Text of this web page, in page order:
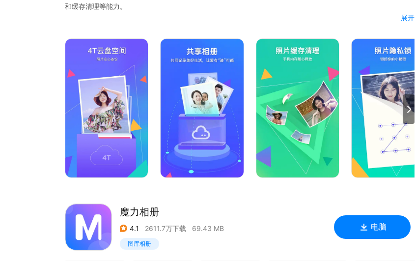
和缓存清理等能力。
1.安全云备份：4T相册云空间，照片视频自动备份，可存百万张照片；由腾讯安防团队提供独家技术支持的三层加
密，五层防护，杜绝个人隐私泄漏问题。
2.照片一键变视频：照片一秒变视频，海量动态模板任你选；自动精选照片智能创作短视频，支持图片、贴纸、音
乐、滤镜等个性化编辑。
3.照片缓存清理：一键清理相似照片、截图、连拍等无用照片及常用社交app和系统产生的缓存垃圾，彻底释放空
间，手机拥有大内存！
4. 加密隐私：隐私相册——将重要的照片放进隐私相册，防止手机私密照片泄露；相册锁——密码手势加密图库及
其他app,一键锁住你的小秘密。
5. 全家共享云空间：开启全家共享4T云空间，留住家人的幸福时刻，一人买单，全家使用！会员特权通用，可跨平
展开
魔力相册
4.1 2611.7万下载 69.43 MB
图库相册
电脑